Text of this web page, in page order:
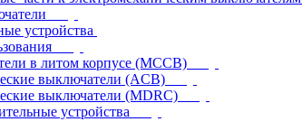
устройства
в литом корпусе (MCCB)
выключатели (ACB)
выключатели (MDRC)
устройства